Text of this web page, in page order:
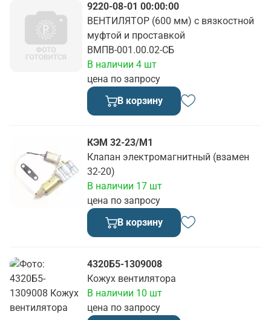
9220-08-01 00:00:00
ВЕНТИЛЯТОР (600 мм) с вязкостной
муфтой и проставкой
ВМПВ-001.00.02-СБ
цена по запросу
В наличии 4 шт
В корзину
КЭМ 32-23/М1
Клапан электромагнитный (взамен
32-20)
цена по запросу
В наличии 17 шт
В корзину
4320Б5-1309008
Кожух вентилятора
цена по запросу
В наличии 10 шт